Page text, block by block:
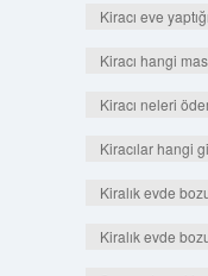
Kiracı eve
Kiracı hangi
Kiracı neleri
Kiracılar hangi
Kiralık evde
Kiralık evde